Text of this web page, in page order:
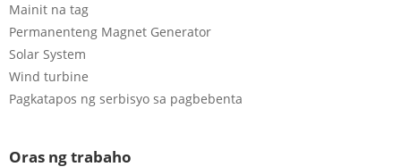
Mainit na tag
Permanenteng Magnet Generator
Solar System
Wind turbine
Pagkatapos ng serbisyo sa pagbebenta
Oras ng trabaho